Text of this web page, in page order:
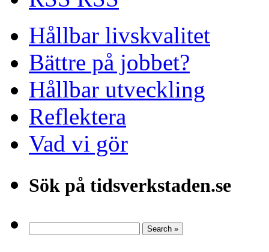
Hållbar livskvalitet
Bättre på jobbet?
Hållbar utveckling
Reflektera
Vad vi gör
Sök på tidsverkstaden.se